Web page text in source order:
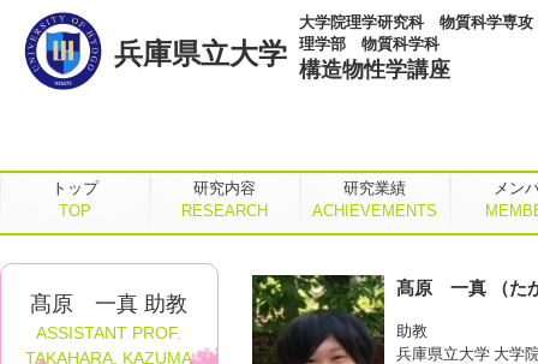
兵庫県立大学
大学院理学研究科 物質科学専
理学部 物質科学科
構造物性学講座
トップ
TOP
研究内容
RESEARCH
研究業績
ACHIEVEMENTS
メン
髙原 一真 助教
ASSISTANT PROF.
TAKAHARA, KAZUMA
髙原 一真 （た
助教
兵庫県立大学 大学